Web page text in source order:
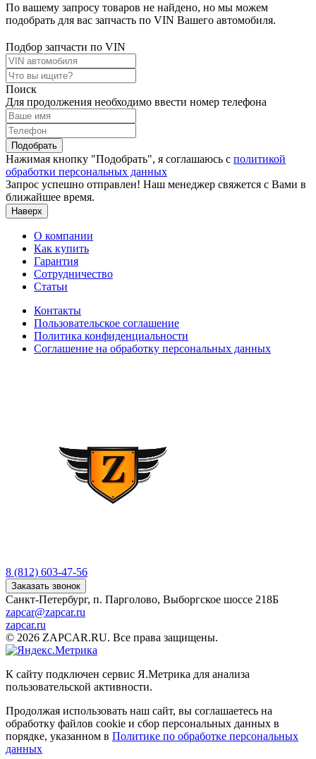
По вашему запросу товаров не найдено, но мы можем
подобрать для вас запчасть по VIN Вашего автомобиля.
Подбор запчасти по VIN
Поиск
Для продолжения необходимо ввести номер телефона
Подобрать
Нажимая кнопку "Подобрать", я соглашаюсь с политикой
обработки персональных данных
Запрос успешно отправлен! Наш менеджер свяжется с Вами в
ближайшее время.
Наверх
О компании
Как купить
Гарантия
Сотрудничество
Статьи
Контакты
Пользовательское соглашение
Политика конфиденциальности
Соглашение на обработку персональных данных
8 (812) 603-47-56
Заказать звонок
Санкт-Петербург, п. Парголово, Выборгское шоссе 218Б
zapcar@zapcar.ru
zapcar.ru
© 2026 ZAPCAR.RU. Все права защищены.
К сайту подключен сервис Я.Метрика для анализа
пользовательской активности.
Продолжая использовать наш сайт, вы соглашаетесь на
обработку файлов cookie и сбор персональных данных в
порядке, указанном в Политике по обработке персональных
данных